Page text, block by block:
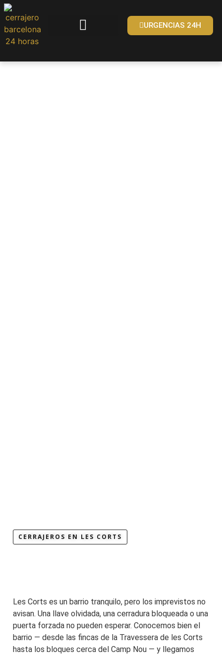
URGENCIAS 24H
CERRAJEROS EN LES CORTS
Les Corts es un barrio tranquilo, pero los imprevistos no
avisan. Una llave olvidada, una cerradura bloqueada o una
puerta forzada no pueden esperar. Conocemos bien el
barrio — desde las fincas de la Travessera de les Corts
hasta los bloques cerca del Camp Nou — y llegamos